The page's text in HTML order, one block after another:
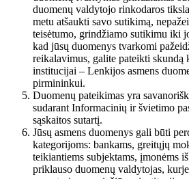
duomenų valdytojo rinkodaros
metu atšaukti savo sutikimą,
teisėtumo, grindžiamo sutikimu iki
kad jūsų duomenys tvarkomi
reikalavimus, galite pateikti skundą
institucijai – Lenkijos asmens
pirmininkui.
Duomenų pateikimas yra
sudarant Informacinių ir švietimo
sąskaitos sutartį.
Jūsų asmens duomenys gali būti
kategorijoms: bankams, greitųjų
teikiantiems subjektams, įmonėms
priklauso duomenų valdytojas,